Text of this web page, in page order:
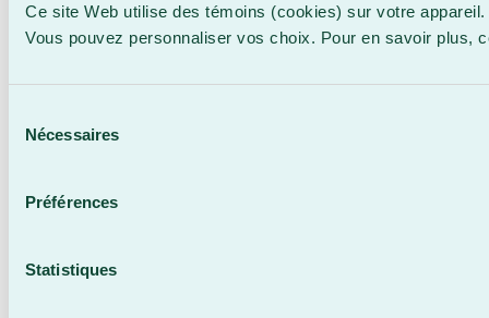
Ce site Web utilise des témoins (cookies) sur votre
Vous pouvez personnaliser vos choix. Pour en savoir plus,
Nécessaires
Préférences
Statistiques